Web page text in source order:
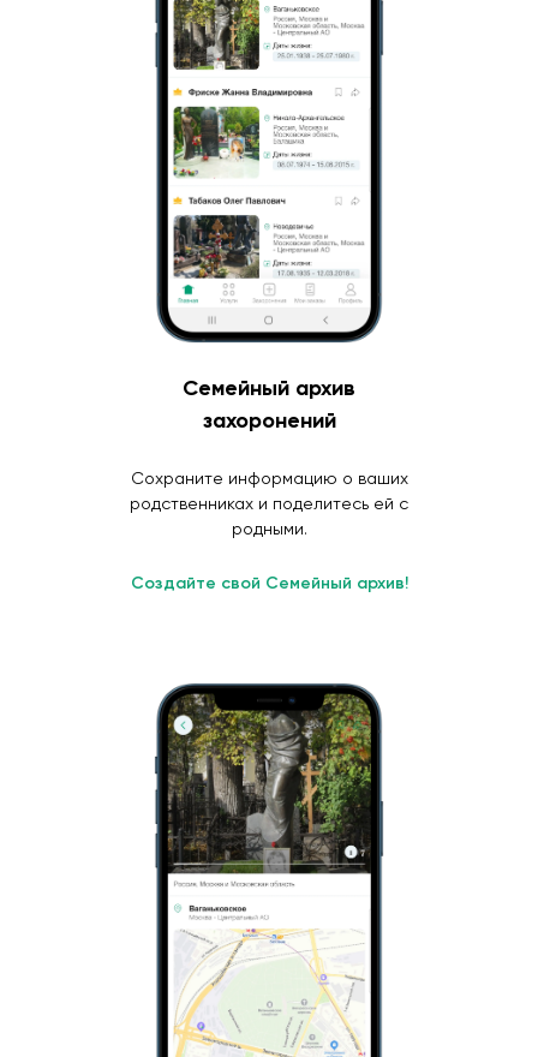
Семейный архив
захоронений
Сохраните информацию о ваших
родственниках и поделитесь ей с
родными.
Создайте свой Семейный архив!